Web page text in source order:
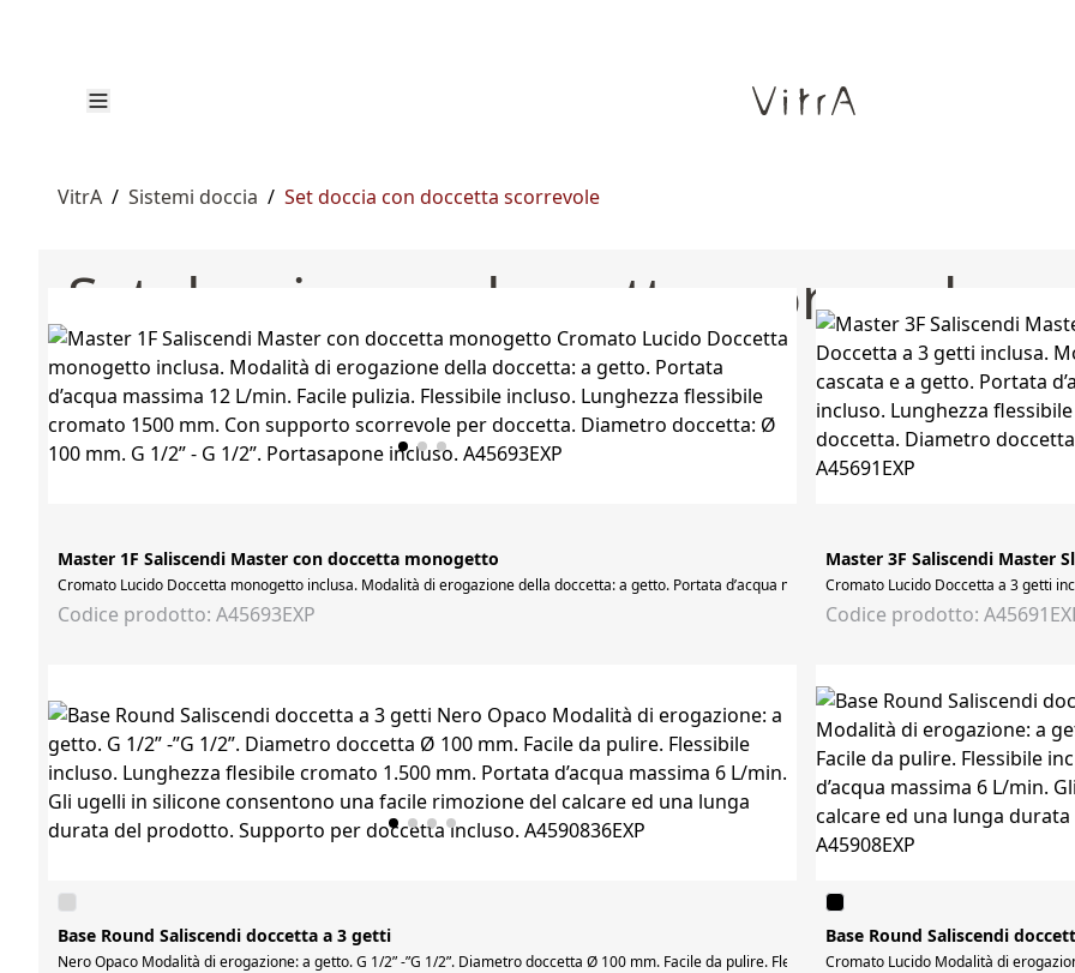
VitrA / Sistemi doccia / Set doccia con doccetta scorrevole
Set doccia con doccetta scorrevole
Master 1F Saliscendi Master con doccetta monogetto
Cromato Lucido Doccetta monogetto inclusa. Modalità di erogazione della doccetta: a getto. Portata d’acqua massima 12 L/min. Facile pulizia.
Codice prodotto: A45693EXP
Master 3F Saliscendi Master
Cromato Lucido Doccetta a 3 getti
Codice prodotto:
Base Round Saliscendi doccetta a 3 getti
Nero Opaco Modalità di erogazione: a getto. G 1/2” -”G 1/2”. Diametro doccetta Ø 100 mm. Facile da pulire. Flessibile incluso. Lunghezza flesibile
Base Round Saliscendi
Cromato Lucido Modalità di